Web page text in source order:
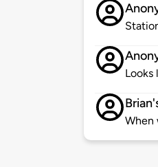
Looks
When